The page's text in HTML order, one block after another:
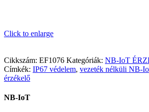
Click to enlarge
Cikkszám: EF1076 Kategóriák: NB-IoT
Címkék: IP67 védelem, vezeték nélküli NB-
érzékelő
NB-IoT